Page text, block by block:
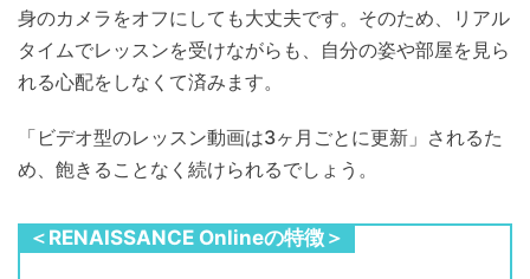
身のカメラをオフにしても大丈夫です。そのため、リアル
タイムでレッスンを受けながらも、自分の姿や部屋を見ら
れる心配をしなくて済みます。
「ビデオ型のレッスン動画は3ヶ月ごとに更新」されるた
め、飽きることなく続けられるでしょう。
＜RENAISSANCE Onlineの特徴＞